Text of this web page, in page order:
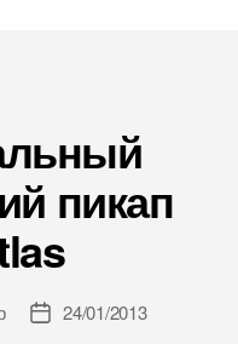
пикап
Дата24/01/2013